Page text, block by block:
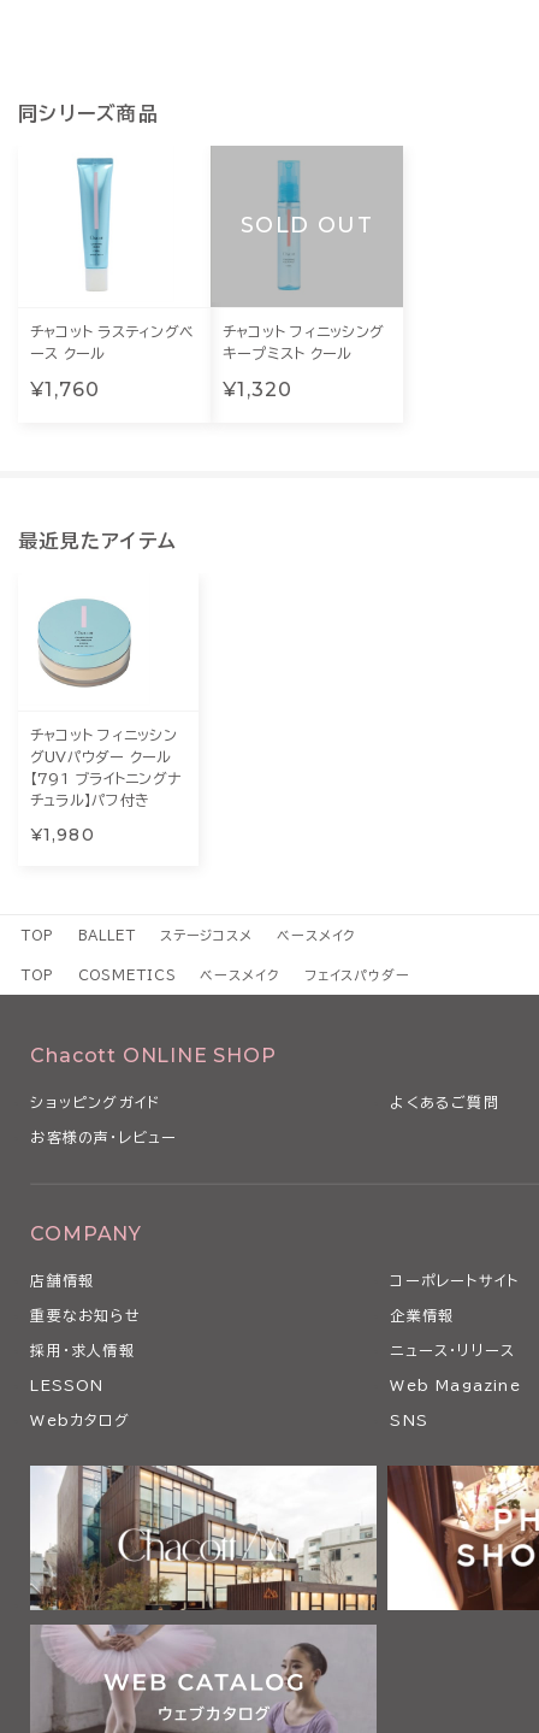
同シリーズ商品
チャコット ラスティングベ
ース クール
¥1,760
SOLD OUT
チャコット フィニッシング
キープミスト クール
¥1,320
最近見たアイテム
チャコット フィニッシン
グUVパウダー クール
【791 ブライトニングナ
チュラル】パフ付き
¥1,980
TOP BALLET ステージコスメ ベースメイク
TOP COSMETICS ベースメイク フェイスパウダー
Chacott ONLINE SHOP
ショッピングガイド よくあるご質問
お客様の声・レビュー
COMPANY
店舗情報 コーポレートサイト
重要なお知らせ 企業情報
採用・求人情報 ニュース・リリース
LESSON Web Magazine
Webカタログ SNS